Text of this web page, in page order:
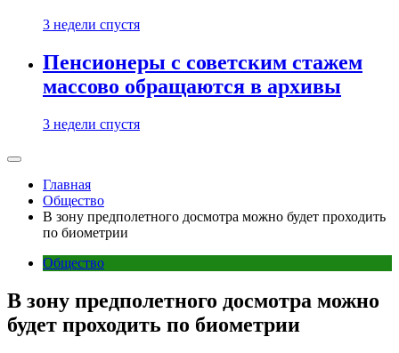
3 недели спустя
Пенсионеры с советским стажем
массово обращаются в архивы
3 недели спустя
Главная
Общество
В зону предполетного досмотра можно будет проходить
по биометрии
Общество
В зону предполетного досмотра можно
будет проходить по биометрии